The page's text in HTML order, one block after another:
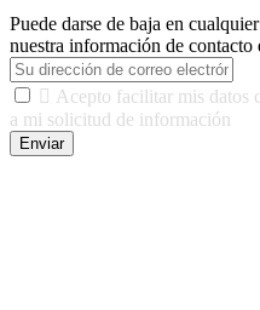
Puede darse de baja en
nuestra información de contacto
 Acepto facilitar mis datos
a mi solicitud de información
Enviar